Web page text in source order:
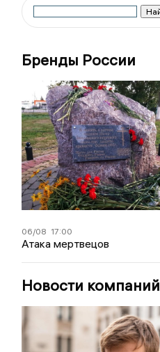
Бренды России
06/08 17:00
Атака мертвецов
Новости компаний